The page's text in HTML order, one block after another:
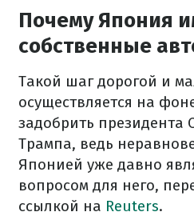
Почему Япония
собственные
Такой шаг дорогой и
осуществляется на
задобрить
Трампа, ведь
Японией уже давно
вопросом для него,
ссылкой на Reuters.